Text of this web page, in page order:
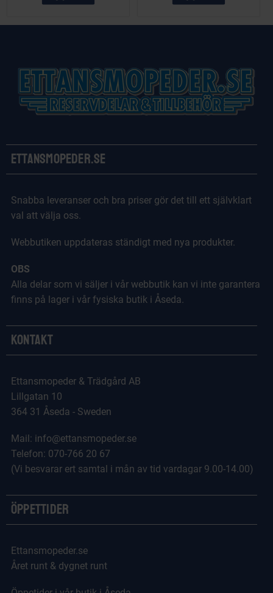
Ettansmopeder.se
Snabba leveranser och bra priser gör det till ett självklart
val att välja oss.
Webbutiken uppdateras ständigt med nya produkter.
OBS
Alla delar som vi säljer i vår webbutik kan vi inte garantera
finns på lager i vår fysiska butik i Åseda.
Kontakt
Ettansmopeder & Trädgård AB
Lillgatan 10
364 31 Åseda - Sweden
Mail: info@ettansmopeder.se
Telefon: 070-766 20 67
(Vi besvarar ert samtal i mån av tid vardagar 9.00-14.00)
Öppettider
Ettansmopeder.se
Året runt & dygnet runt